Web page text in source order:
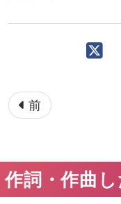
前
作詞・作曲